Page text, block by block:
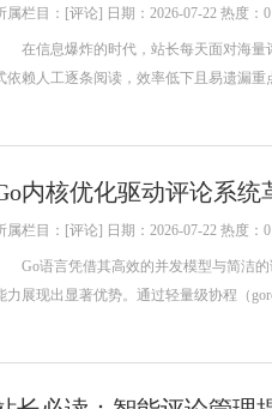
属栏目：[评论] 日期：2026-07-22 热度：0
在信息爆炸的时代，站长每天面对海量
依赖人工逐条阅读，效率低下且易遗漏
内核优化驱动评论系统
属栏目：[评论] 日期：2026-07-22 热度：0
Go语言凭借其高效的并发模型与简洁的
力展现出显著优势。通过轻量级协程（